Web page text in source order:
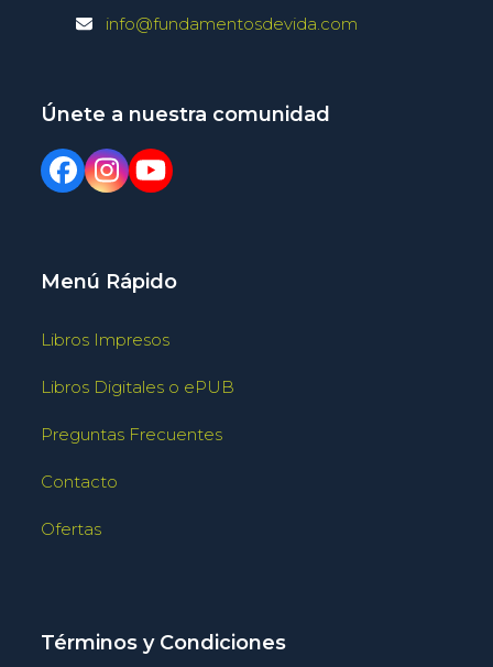
info@fundamentosdevida.com
Únete a nuestra comunidad
Menú Rápido
Libros Impresos
Libros Digitales o ePUB
Preguntas Frecuentes
Contacto
Ofertas
Términos y Condiciones